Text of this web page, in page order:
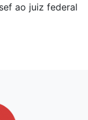
ao juiz federal